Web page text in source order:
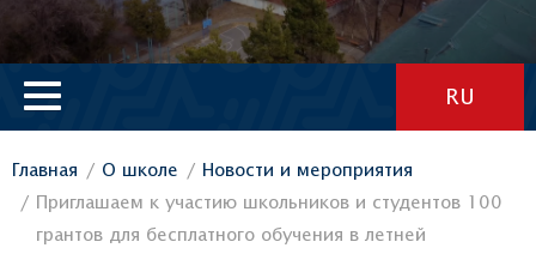
RU
Главная О школе
Новости и мероприятия
Приглашаем к участию школьников и студентов 100
грантов для бесплатного обучения в летней